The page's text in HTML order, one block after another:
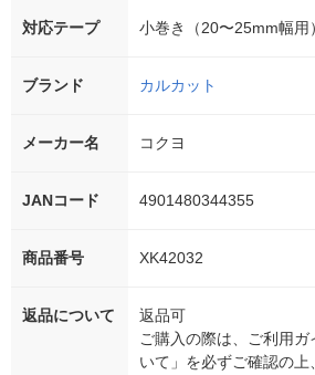
対応テープ 小巻き（20〜25mm幅用）
ブランド カルカット
メーカー名 コクヨ
JANコード 4901480344355
商品番号 XK42032
返品について
返品可
ご購入の際は、ご利用
いて」を必ずご確認の上